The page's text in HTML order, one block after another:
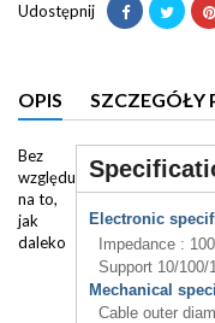
Udostępnij
OPIS SZCZEGÓŁY
Electronic
Impedance :
Support 10/100/
Mechanical
Cable outer
Bez
względu
na to,
jak
daleko